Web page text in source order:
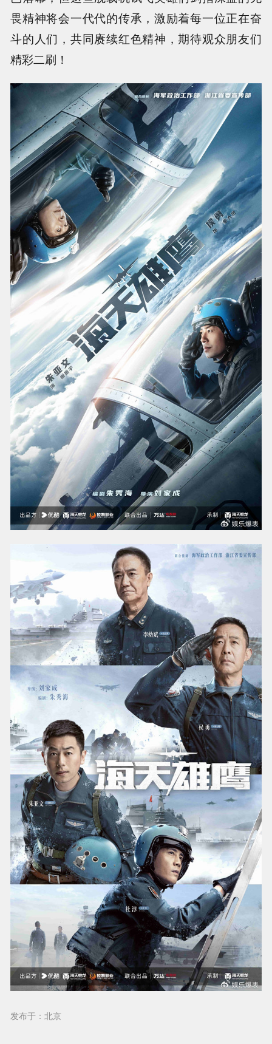
畏精神将会一代代的传承，激励着每一位正在奋
斗的人们，共同赓续红色精神，期待观众朋友们
精彩二刷！
发布于：北京